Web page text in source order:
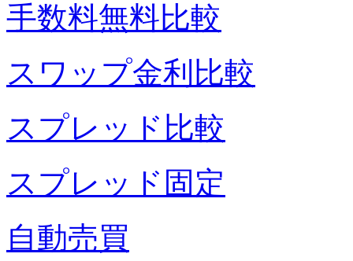
手数料無料比較
スワップ金利比較
スプレッド比較
スプレッド固定
自動売買